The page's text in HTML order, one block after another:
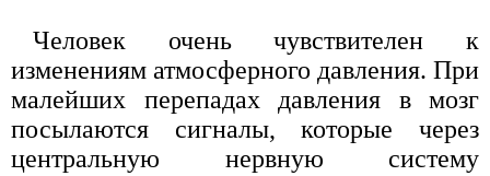
Человек очень чувствителен к
изменениям атмосферного давления. При
малейших перепадах давления в мозг
посылаются сигналы, которые через
центральную нервную систему